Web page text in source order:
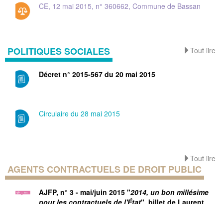
CE, 12 mai 2015, n° 360662, Commune de Bassan
Tout lire
POLITIQUES SOCIALES
Décret n° 2015-567 du 20 mai 2015
Circulaire du 28 mai 2015
Tout lire
AGENTS CONTRACTUELS DE DROIT PUBLIC
AJFP, n° 3 - mai/juin 2015"2014, un bon millésime
pour les contractuels de l'État", billet de Laurent